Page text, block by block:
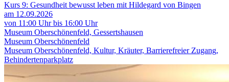
Kurs 9: Gesundheit bewusst leben mit Hildegard von Bingen
am 12.09.2026
von 11:00 Uhr bis 16:00 Uhr
Museum Oberschönenfeld, Gessertshausen
Museum Oberschönenfeld
Museum Oberschönenfeld, Kultur, Kräuter, Barrierefreier Zugang,
Behindertenparkplatz